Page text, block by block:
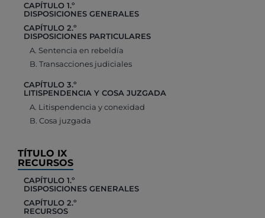
CAPÍTULO 1.º
DISPOSICIONES GENERALES
CAPÍTULO 2.º
DISPOSICIONES PARTICULARES
A. Sentencia en rebeldía
B. Transacciones judiciales
CAPÍTULO 3.º
LITISPENDENCIA Y COSA JUZGADA
A. Litispendencia y conexidad
B. Cosa juzgada
TÍTULO IX
RECURSOS
CAPÍTULO 1.º
DISPOSICIONES GENERALES
CAPÍTULO 2.º
RECURSOS